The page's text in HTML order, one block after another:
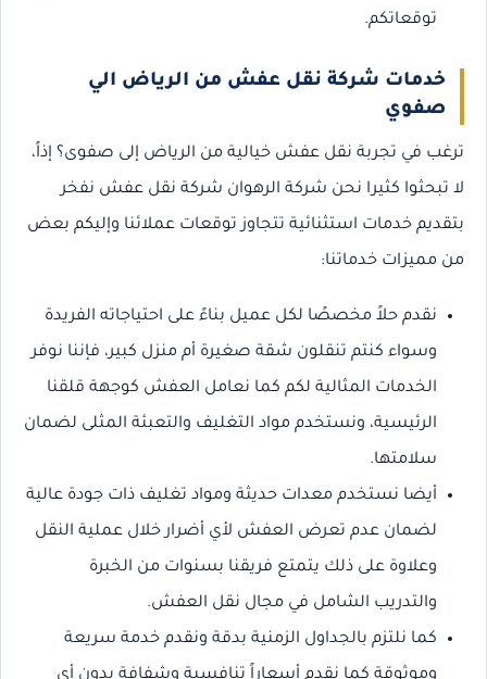
توقعاتكم.
خدمات شركة نقل عفش من الرياض الي
صفوي
ترغب في تجربة نقل عفش خيالية من الرياض إلى صفوى؟ إذاً،
لا تبحثوا كثيرا نحن شركة الرهوان شركة نقل عفش نفخر
بتقديم خدمات استثنائية تتجاوز توقعات عملائنا وإليكم بعض
من مميزات خدماتنا:
نقدم حلاً مخصصًا لكل عميل بناءً على احتياجاته الفريدة
وسواء كنتم تنقلون شقة صغيرة أم منزل كبير، فإننا نوفر
الخدمات المثالية لكم كما نعامل العفش كوجهة قلقنا
الرئيسية، ونستخدم مواد التغليف والتعبئة المثلى لضمان
سلامتها.
أيضا نستخدم معدات حديثة ومواد تغليف ذات جودة عالية
لضمان عدم تعرض العفش لأي أضرار خلال عملية النقل
وعلاوة على ذلك يتمتع فريقنا بسنوات من الخبرة
والتدريب الشامل في مجال نقل العفش.
كما نلتزم بالجداول الزمنية بدقة ونقدم خدمة سريعة
وموثوقة كما نقدم أسعاراً تنافسية وشفافة بدون أي